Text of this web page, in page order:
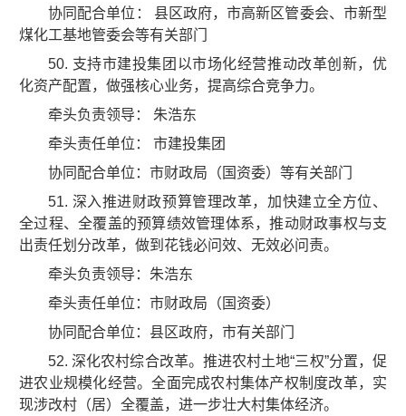
协同配合单位： 县区政府，市高新区管委会、市新型
煤化工基地管委会等有关部门
50. 支持市建投集团以市场化经营推动改革创新，优
化资产配置，做强核心业务，提高综合竞争力。
牵头负责领导： 朱浩东
牵头责任单位： 市建投集团
协同配合单位：市财政局（国资委）等有关部门
51. 深入推进财政预算管理改革，加快建立全方位、
全过程、全覆盖的预算绩效管理体系，推动财政事权与支
出责任划分改革，做到花钱必问效、无效必问责。
牵头负责领导：朱浩东
牵头责任单位：市财政局（国资委）
协同配合单位：县区政府，市有关部门
52. 深化农村综合改革。推进农村土地“三权”分置，促
进农业规模化经营。全面完成农村集体产权制度改革，实
现涉改村（居）全覆盖，进一步壮大村集体经济。